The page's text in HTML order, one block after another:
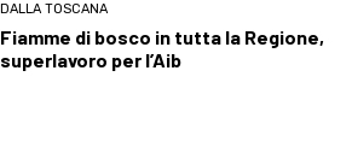
DALLA TOSCANA
Fiamme di bosco in tutta la Regione,
superlavoro per l’Aib